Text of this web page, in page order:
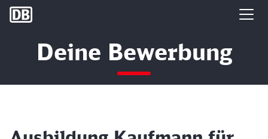
DB Group
Deine Bewerbung